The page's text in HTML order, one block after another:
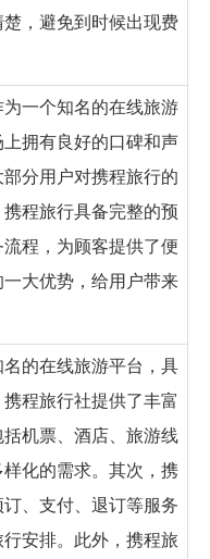
，避免到时候出现费
一个知名的在线旅游
拥有良好的口碑和声
分用户对携程旅行的
程旅行具备完整的预
程，为顾客提供了便
大优势，给用户带来
的在线旅游平台，具
程旅行社提供了丰富
机票、酒店、旅游线
化的需求。其次，携
、支付、退订等服务
安排。此外，携程旅